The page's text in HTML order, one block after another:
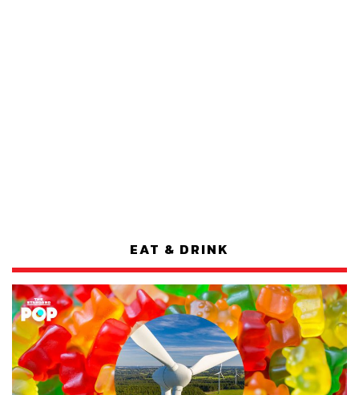
EAT & DRINK